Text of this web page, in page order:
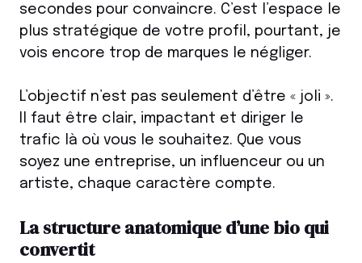
secondes pour convaincre. C’est l’espace le
plus stratégique de votre profil, pourtant, je
vois encore trop de marques le négliger.
L’objectif n’est pas seulement d’être « joli ».
Il faut être clair, impactant et diriger le
trafic là où vous le souhaitez. Que vous
soyez une entreprise, un influenceur ou un
artiste, chaque caractère compte.
La structure anatomique d’une bio qui
convertit